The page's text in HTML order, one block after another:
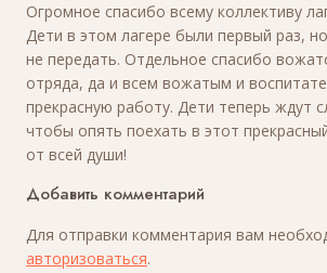
Огромное спасибо всему коллективу
Дети в этом лагере были первый раз,
не передать. Отдельное спасибо
отряда, да и всем вожатым и
прекрасную работу. Дети теперь ждут
чтобы опять поехать в этот
от всей души!
Добавить комментарий
Для отправки комментария вам
авторизоваться.